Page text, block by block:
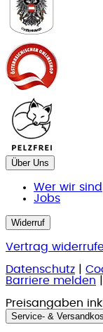
Über Uns
Wer wir sind
Jobs
Widerruf
Vertrag
Datenschutz
Barriere melden
Preisangaben
Service- &